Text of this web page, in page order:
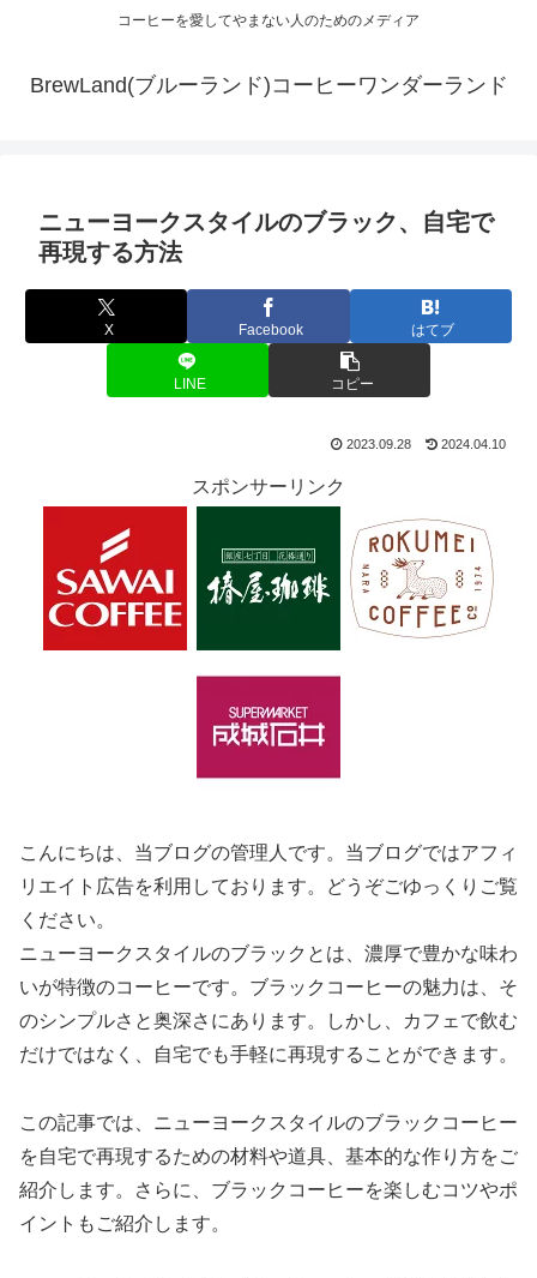
コーヒーを愛してやまない人のためのメディア
BrewLand(ブルーランド)コーヒーワンダーランド
ニューヨークスタイルのブラック、自宅で
再現する方法
X Facebook はてブ
LINE コピー
2023.09.28 2024.04.10
スポンサーリンク
こんにちは、当ブログの管理人です。当ブログではアフィ
リエイト広告を利用しております。どうぞごゆっくりご覧
ください。
ニューヨークスタイルのブラックとは、濃厚で豊かな味わ
いが特徴のコーヒーです。ブラックコーヒーの魅力は、そ
のシンプルさと奥深さにあります。しかし、カフェで飲む
だけではなく、自宅でも手軽に再現することができます。
この記事では、ニューヨークスタイルのブラックコーヒー
を自宅で再現するための材料や道具、基本的な作り方をご
紹介します。さらに、ブラックコーヒーを楽しむコツやポ
イントもご紹介します。